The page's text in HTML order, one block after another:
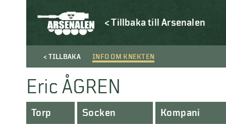
< Tillbaka till Arsenalen
< TILLBAKA INFO OM KNEKTEN
Eric ÅGREN
Torp Socken Kompani